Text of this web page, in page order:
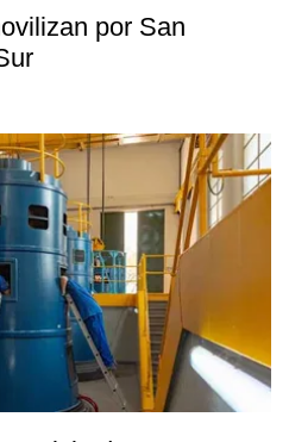
por San